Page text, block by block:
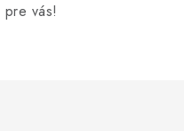
vás!